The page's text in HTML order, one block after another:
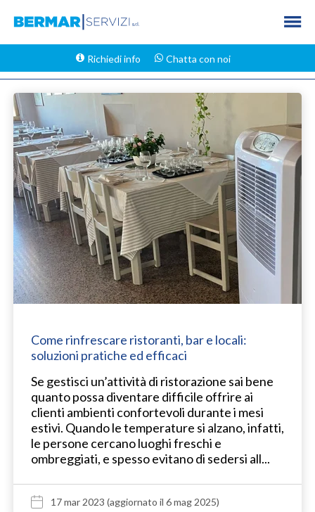
Richiedi info Chatta con noi
Come rinfrescare ristoranti, bar e locali:
soluzioni pratiche ed efficaci
Se gestisci un’attività di ristorazione sai bene
quanto possa diventare difficile offrire ai
clienti ambienti confortevoli durante i mesi
estivi. Quando le temperature si alzano, infatti,
le persone cercano luoghi freschi e
ombreggiati, e spesso evitano di sedersi all...
17 mar 2023 (aggiornato il 6 mag 2025)